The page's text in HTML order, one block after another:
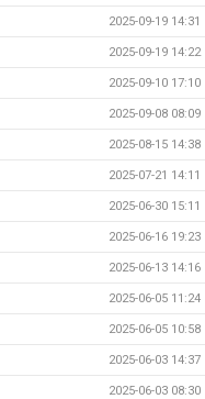
2025-09-19 14:31
2025-09-19 14:22
2025-09-10 17:10
2025-09-08 08:09
2025-08-15 14:38
2025-07-21 14:11
2025-06-30 15:11
2025-06-16 19:23
2025-06-13 14:16
2025-06-05 11:24
2025-06-05 10:58
2025-06-03 14:37
2025-06-03 08:30